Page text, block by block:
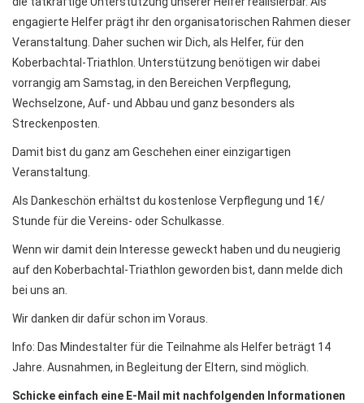
N
engagierte Helfer prägt ihr den organisatorischen Rahmen dieser
Veranstaltung. Daher suchen wir Dich, als Helfer, für den
Koberbachtal-Triathlon. Unterstützung benötigen wir dabei
vorrangig am Samstag, in den Bereichen Verpflegung,
Wechselzone, Auf- und Abbau und ganz besonders als
Streckenposten.
Damit bist du ganz am Geschehen einer einzigartigen
Veranstaltung.
Als Dankeschön erhältst du kostenlose Verpflegung und 1€/
Stunde für die Vereins- oder Schulkasse.
Wenn wir damit dein Interesse geweckt haben und du neugierig
auf den Koberbachtal-Triathlon geworden bist, dann melde dich
bei uns an.
Wir danken dir dafür schon im Voraus.
Info: Das Mindestalter für die Teilnahme als Helfer beträgt 14
Jahre. Ausnahmen, in Begleitung der Eltern, sind möglich.
Schicke einfach eine E-Mail mit nachfolgenden Informationen